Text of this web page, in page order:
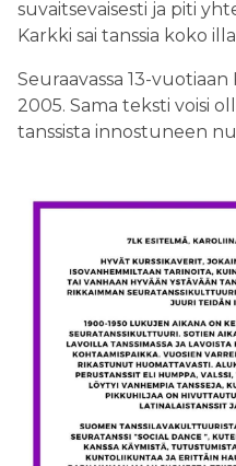
suvaitsevaisesti ja piti
Karkki sai tanssia koko
Seuraavassa 13-
2005. Sama teksti voisi
tanssista innostuneen